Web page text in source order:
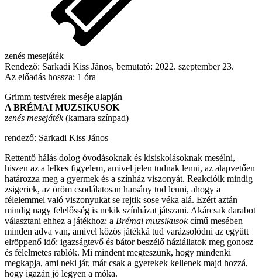
zenés mesejáték
Rendező: Sarkadi Kiss János, bemutató: 2022. szeptember 23.
Az előadás hossza: 1 óra
Grimm testvérek meséje alapján
A BRÉMAI MUZSIKUSOK
zenés mesejáték(kamara színpad)
rendező: Sarkadi Kiss János
Rettentő hálás dolog óvodásoknak és kisiskolásoknak mesélni,
hiszen az a lelkes figyelem, amivel jelen tudnak lenni, az alapvetően
határozza meg a gyermek és a színház viszonyát. Reakcióik mindig
zsigeriek, az öröm csodálatosan harsány tud lenni, ahogy a
félelemmel való viszonyukat se rejtik sose véka alá. Ezért aztán
mindig nagy felelősség is nekik színházat játszani. Akárcsak darabot
választani ehhez a játékhoz: a Brémai muzsikusokcímű mesében
minden adva van, amivel közös játékká tud varázsolódni az együtt
elröppenő idő: igazságtevő és bátor beszélő háziállatok meg gonosz
és félelmetes rablók. Mi mindent megteszünk, hogy mindenki
megkapja, ami neki jár, már csak a gyerekek kellenek majd hozzá,
hogy igazán jó legyen a móka.